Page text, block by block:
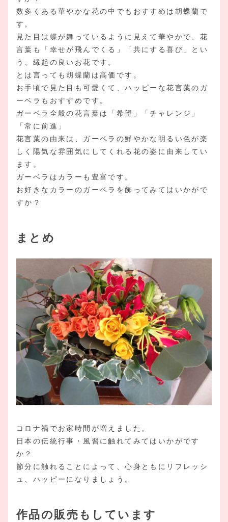
数多くある華やかな花の中でもおすすめは胡蝶蘭で
す。
見た目は蝶が舞っているように見えて華やかで、花
言葉も「幸せが飛んでくる」「共にする喜び」とい
う、縁起の良いお花です。
とは言っても胡蝶蘭は高価です。
お手頃で見た目も可愛くて、ハッピーな花言葉のガ
ーベラもおすすめです。
ガーベラ全般の花言葉は「希望」「チャレンジ」
「常に前進」
花言葉の由来は、ガーベラの鮮やかな明るい色が楽
しく陽気な雰囲気にしてくれる花の姿に由来してい
ます。
ガーベラはカラーも豊富です。
お好きなカラーのガーベラを飾ってみてはいかがで
すか？
まとめ
コロナ禍でお家時間が増えました。
日本の伝統行事・風習に触れてみてはいかがです
か？
節分に触れることによって、心身ともにリフレッシ
ュ、ハッピーになりましょう。
作品の販売もしています